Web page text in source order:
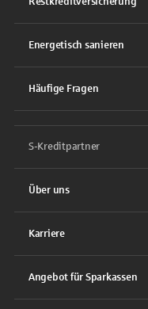
Energetisch sanieren
Häufige Fragen
S-Kreditpartner
Über uns
Karriere
Angebot für Sparkassen